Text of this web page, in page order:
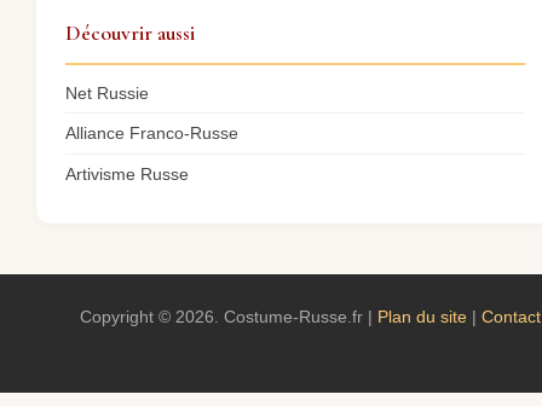
Découvrir aussi
Net Russie
Alliance Franco-Russe
Artivisme Russe
Copyright © 2026. Costume-Russe.fr | Plan du site| Contact